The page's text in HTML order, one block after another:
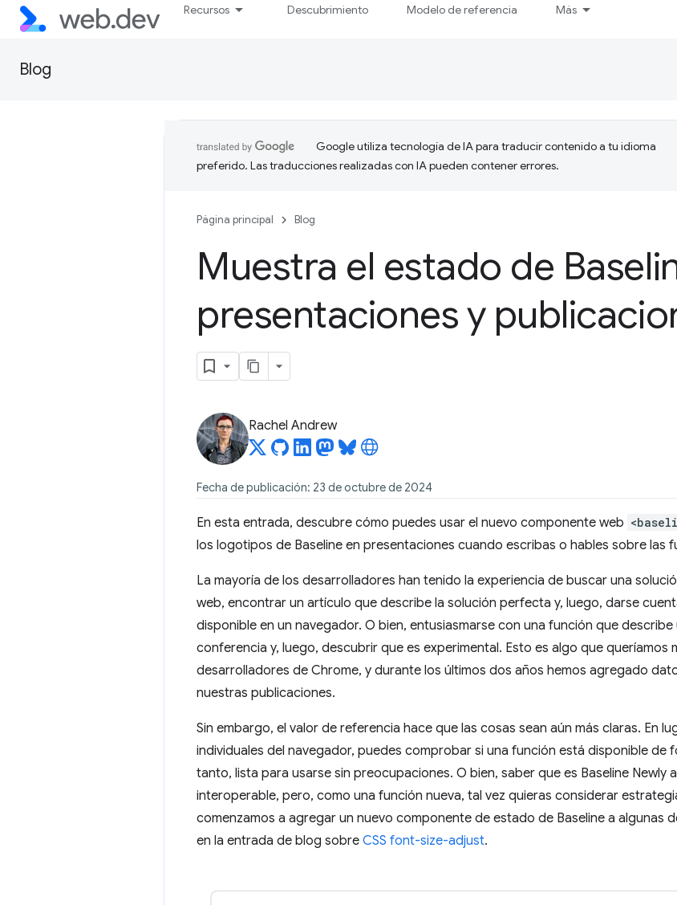
Recursos Descubrimiento Modelo de referencia Más
Blog
Google utiliza tecnología de IA para traducir contenido a tu idioma
preferido. Las traducciones realizadas con IA pueden contener errores.
Página principal Blog
Muestra el estado de
presentaciones y
Rachel Andrew
Fecha de publicación: 23 de octubre de 2024
En esta entrada, descubre cómo puedes usar el nuevo componente web
los logotipos de Baseline en presentaciones cuando escribas o hables sobre las
La mayoría de los desarrolladores han tenido la experiencia de buscar una
web, encontrar un artículo que describe la solución perfecta y, luego, darse
disponible en un navegador. O bien, entusiasmarse con una función que
conferencia y, luego, descubrir que es experimental. Esto es algo que queríamos
desarrolladores de Chrome, y durante los últimos dos años hemos agregado
nuestras publicaciones.
Sin embargo, el valor de referencia hace que las cosas sean aún más claras. En
individuales del navegador, puedes comprobar si una función está disponible de
tanto, lista para usarse sin preocupaciones. O bien, saber que es Baseline Newly
interoperable, pero, como una función nueva, tal vez quieras considerar
comenzamos a agregar un nuevo componente de estado de Baseline a algunas
en la entrada de blog sobre CSS font-size-adjust.